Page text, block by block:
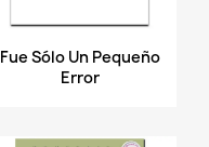
Vista rápida
Fue Sólo Un Pequeño
Error